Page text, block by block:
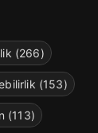
(266)
(153)
(113)